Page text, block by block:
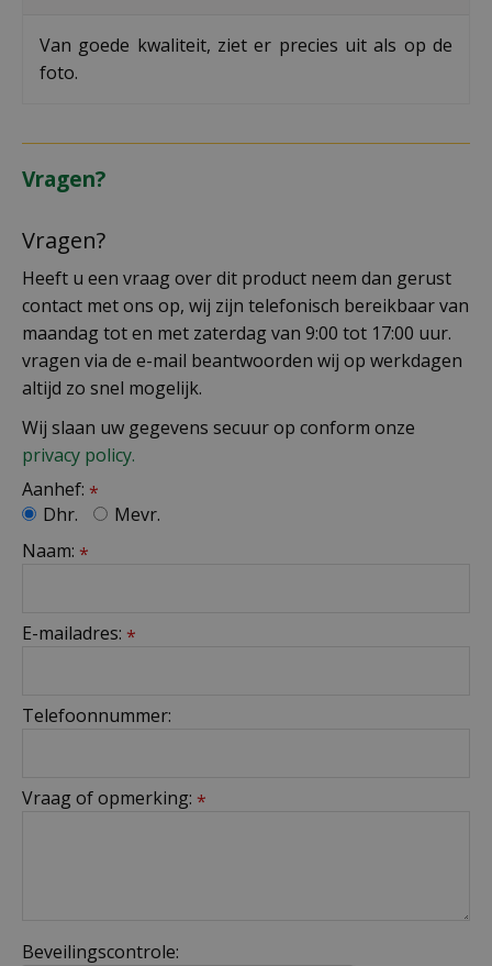
Van goede kwaliteit, ziet er precies uit als op de
foto.
Vragen?
Vragen?
Heeft u een vraag over dit product neem dan gerust
contact met ons op, wij zijn telefonisch bereikbaar van
maandag tot en met zaterdag van 9:00 tot 17:00 uur.
vragen via de e-mail beantwoorden wij op werkdagen
altijd zo snel mogelijk.
Wij slaan uw gegevens secuur op conform onze
privacy policy.
Aanhef: *
Dhr.
Mevr.
Naam: *
E-mailadres: *
Telefoonnummer:
Vraag of opmerking: *
Beveilingscontrole: